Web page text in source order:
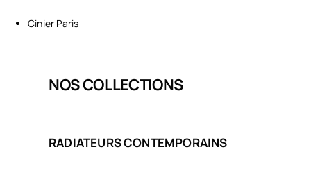
Cinier Paris
NOS COLLECTIONS
RADIATEURS CONTEMPORAINS